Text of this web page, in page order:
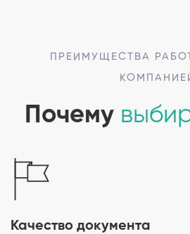
ПРЕИМУЩЕСТВА
Почему
Качество документа